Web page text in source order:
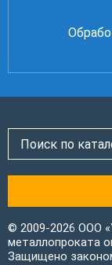
© 2009-2026 ООО
металлопроката
Защищено